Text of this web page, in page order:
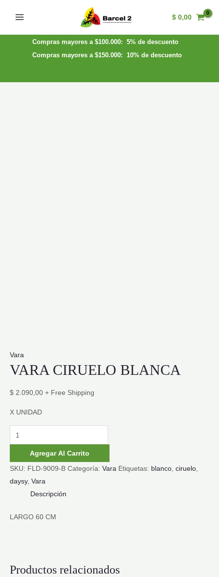
Menu
$ 0,00
Compras mayores a $100.000: 5% de descuento
Compras mayores a $150.000: 10% de descuento
Vara
VARA CIRUELO BLANCA
$ 2.090,00 + Free Shipping
X UNIDAD
VARA
CIRUELO
BLANCA
cantidad
Agregar Al Carrito
SKU: FLD-9009-B Categoría: Vara Etiquetas: blanco ciruelo
daysy, Vara
Descripción
LARGO 60 CM
Productos relacionados